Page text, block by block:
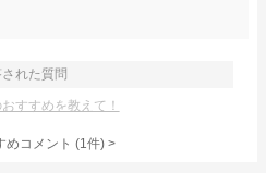
された質問
すすめを教えて！
めコメント (1件) >